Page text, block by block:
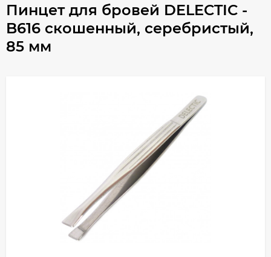
Пинцет для бровей DELECTIC -
B616 скошенный, серебристый,
85 мм